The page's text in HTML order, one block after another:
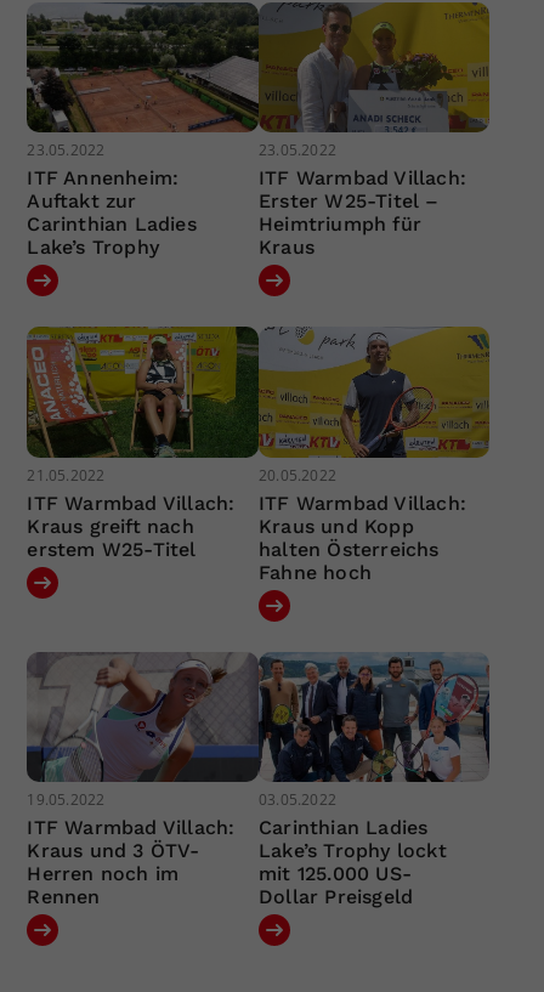
23.05.2022
ITF Annenheim:
Auftakt zur
Carinthian Ladies
Lake’s Trophy
23.05.2022
ITF Warmbad Villach:
Erster W25-Titel –
Heimtriumph für
Kraus
21.05.2022
ITF Warmbad Villach:
Kraus greift nach
erstem W25-Titel
20.05.2022
ITF Warmbad Villach:
Kraus und Kopp
halten Österreichs
Fahne hoch
19.05.2022
ITF Warmbad Villach:
Kraus und 3 ÖTV-
Herren noch im
Rennen
03.05.2022
Carinthian Ladies
Lake’s Trophy lockt
mit 125.000 US-
Dollar Preisgeld